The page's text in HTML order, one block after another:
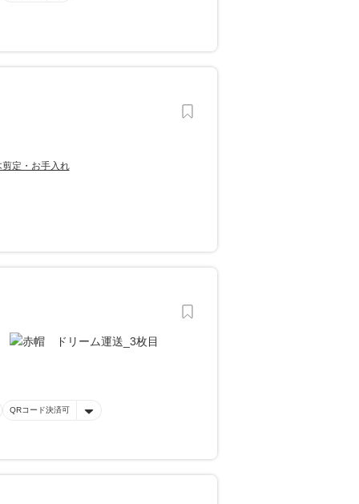
剪定・お手入れ
QRコード決済可